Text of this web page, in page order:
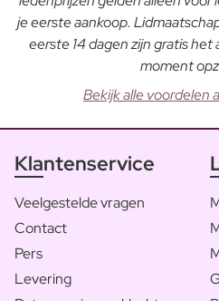
je eerste aankoop.
eerste 14 dagen zijn gratis
moment
Bekijk alle voordelen
Klantenservice
Veelgestelde vragen
Contact
Pers
Levering